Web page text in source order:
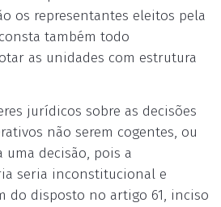
os representantes eleitos pela
também todo
as unidades com estrutura
jurídicos sobre as decisões
não serem cogentes, ou
uma decisão, pois a
seria inconstitucional e
do disposto no artigo 61, inciso